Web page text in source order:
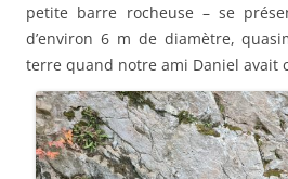
petite barre rocheuse – se
d’environ 6 m de diamètre,
terre quand notre ami Daniel avait